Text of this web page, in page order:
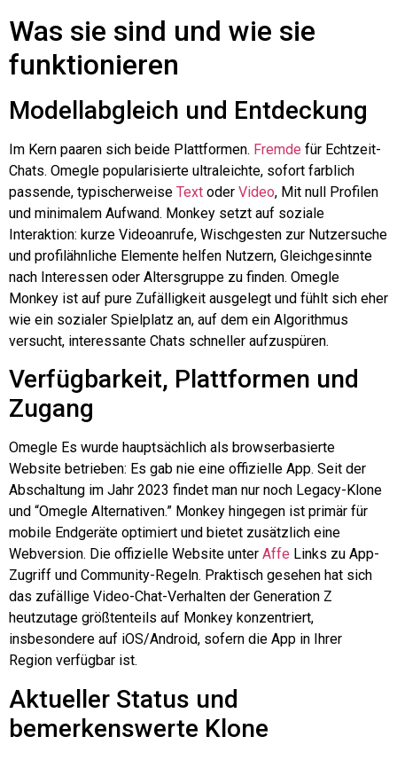
Was sie sind und wie sie
funktionieren
Modellabgleich und Entdeckung
Im Kern paaren sich beide Plattformen. Fremde für Echtzeit-
Chats. Omegle popularisierte ultraleichte, sofort farblich
passende, typischerweise Text oder Video, Mit null Profilen
und minimalem Aufwand. Monkey setzt auf soziale
Interaktion: kurze Videoanrufe, Wischgesten zur Nutzersuche
und profilähnliche Elemente helfen Nutzern, Gleichgesinnte
nach Interessen oder Altersgruppe zu finden. Omegle
Monkey ist auf pure Zufälligkeit ausgelegt und fühlt sich eher
wie ein sozialer Spielplatz an, auf dem ein Algorithmus
versucht, interessante Chats schneller aufzuspüren.
Verfügbarkeit, Plattformen und
Zugang
Omegle Es wurde hauptsächlich als browserbasierte
Website betrieben: Es gab nie eine offizielle App. Seit der
Abschaltung im Jahr 2023 findet man nur noch Legacy-Klone
und “Omegle Alternativen.” Monkey hingegen ist primär für
mobile Endgeräte optimiert und bietet zusätzlich eine
Webversion. Die offizielle Website unter Affe Links zu App-
Zugriff und Community-Regeln. Praktisch gesehen hat sich
das zufällige Video-Chat-Verhalten der Generation Z
heutzutage größtenteils auf Monkey konzentriert,
insbesondere auf iOS/Android, sofern die App in Ihrer
Region verfügbar ist.
Aktueller Status und
bemerkenswerte Klone